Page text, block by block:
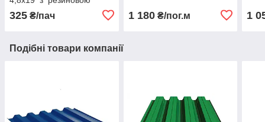
325 ₴/пач 1 180₴/пог.м 1
Подібні товари компанії